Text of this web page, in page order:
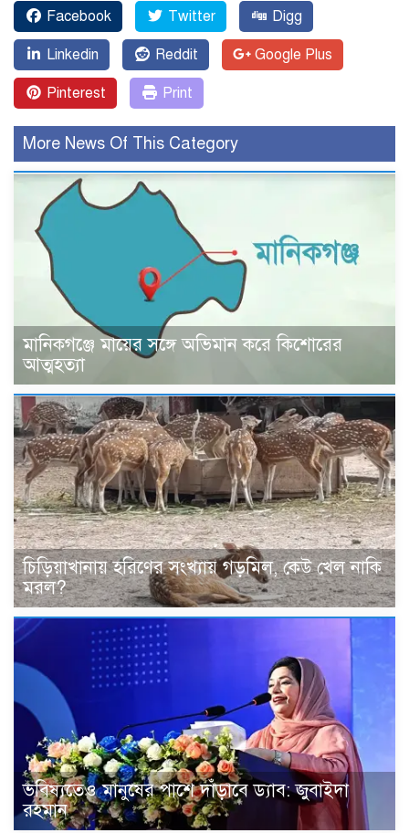
Facebook Twitter Digg
Linkedin Reddit Google Plus
Pinterest Print
More News Of This Category
মানিকগঞ্জে মায়ের সঙ্গে অভিমান করে কিশোরের
আত্মহত্যা
চিড়িয়াখানায় হরিণের সংখ্যায় গড়মিল, কেউ খেল নাকি
মরল?
ভবিষ্যতেও মানুষের পাশে দাঁড়াবে ড্যাব: জুবাইদা
রহমান